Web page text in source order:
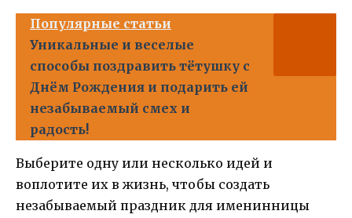
Популярные статьи
Уникальные и веселые
способы поздравить тётушку с
Днём Рождения и подарить ей
незабываемый смех и
радость!
Выберите одну или несколько идей и
воплотите их в жизнь, чтобы создать
незабываемый праздник для именинницы